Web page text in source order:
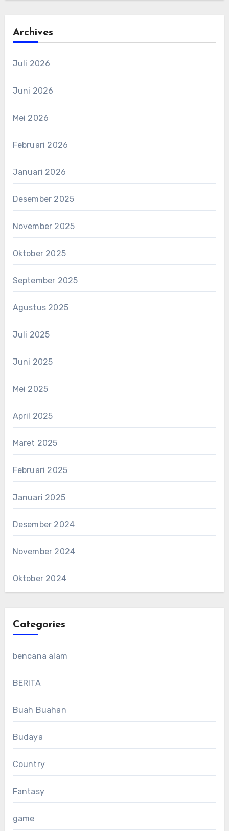
Archives
Juli 2026
Juni 2026
Mei 2026
Februari 2026
Januari 2026
Desember 2025
November 2025
Oktober 2025
September 2025
Agustus 2025
Juli 2025
Juni 2025
Mei 2025
April 2025
Maret 2025
Februari 2025
Januari 2025
Desember 2024
November 2024
Oktober 2024
Categories
bencana alam
BERITA
Buah Buahan
Budaya
Country
Fantasy
game